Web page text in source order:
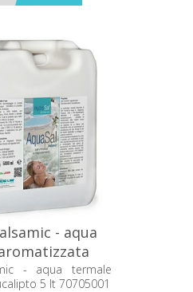
- aqua
lt 70705001
- aqua termale
5 lt 70705001